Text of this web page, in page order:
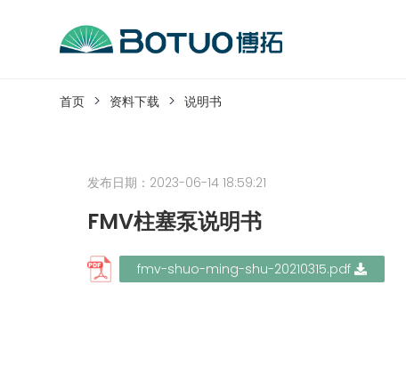
客户服务
如果您遇到任何疑问，可以通过以下方式联系我们
工作日热线电话：
0576-82338802
首页 资料下载 说明书
发布日期：2023-06-14 18:59:21
FMV柱塞泵说明书
fmv-shuo-ming-shu-20210315.pdf